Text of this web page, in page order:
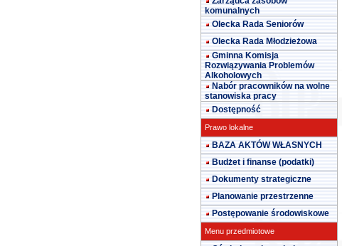
komunalnych
Olecka Rada Seniorów
Olecka Rada Młodzieżowa
Gminna Komisja
Rozwiązywania Problemów
Alkoholowych
Nabór pracowników na wolne
stanowiska pracy
Dostępność
Prawo lokalne
BAZA AKTÓW WŁASNYCH
Budżet i finanse (podatki)
Dokumenty strategiczne
Planowanie przestrzenne
Postępowanie środowiskowe
Menu przedmiotowe